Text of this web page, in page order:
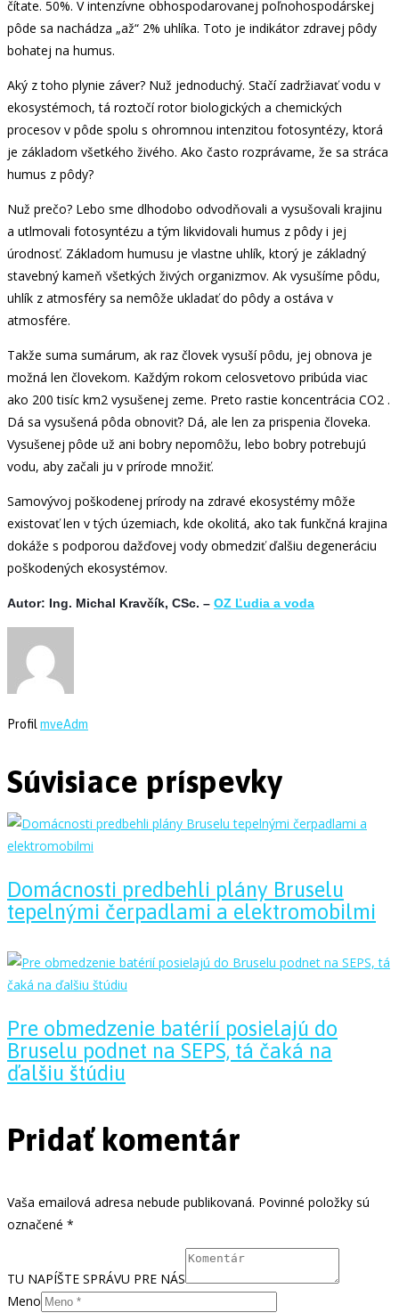
čítate. 50%. V intenzívne obhospodarovanej poľnohospodárskej
pôde sa nachádza „až“ 2% uhlíka. Toto je indikátor zdravej pôdy
bohatej na humus.
Aký z toho plynie záver? Nuž jednoduchý. Stačí zadržiavať vodu v
ekosystémoch, tá roztočí rotor biologických a chemických
procesov v pôde spolu s ohromnou intenzitou fotosyntézy, ktorá
je základom všetkého živého. Ako často rozprávame, že sa stráca
humus z pôdy?
Nuž prečo? Lebo sme dlhodobo odvodňovali a vysušovali krajinu
a utlmovali fotosyntézu a tým likvidovali humus z pôdy i jej
úrodnosť. Základom humusu je vlastne uhlík, ktorý je základný
stavebný kameň všetkých živých organizmov. Ak vysušíme pôdu,
uhlík z atmosféry sa nemôže ukladať do pôdy a ostáva v
atmosfére.
Takže suma sumárum, ak raz človek vysuší pôdu, jej obnova je
možná len človekom. Každým rokom celosvetovo pribúda viac
ako 200 tisíc km2 vysušenej zeme. Preto rastie koncentrácia CO2 .
Dá sa vysušená pôda obnoviť? Dá, ale len za prispenia človeka.
Vysušenej pôde už ani bobry nepomôžu, lebo bobry potrebujú
vodu, aby začali ju v prírode množiť.
Samovývoj poškodenej prírody na zdravé ekosystémy môže
existovať len v tých územiach, kde okolitá, ako tak funkčná krajina
dokáže s podporou dažďovej vody obmedziť ďalšiu degeneráciu
poškodených ekosystémov.
Autor: Ing. Michal Kravčík, CSc. – OZ Ľudia a voda
Profil mveAdm
Súvisiace príspevky
Domácnosti predbehli plány Bruselu
tepelnými čerpadlami a elektromobilmi
Pre obmedzenie batérií posielajú do
Bruselu podnet na SEPS, tá čaká na
ďalšiu štúdiu
Pridať komentár
Vaša emailová adresa nebude publikovaná. Povinné položky sú
označené *
TU NAPÍŠTE SPRÁVU PRE NÁS
Meno